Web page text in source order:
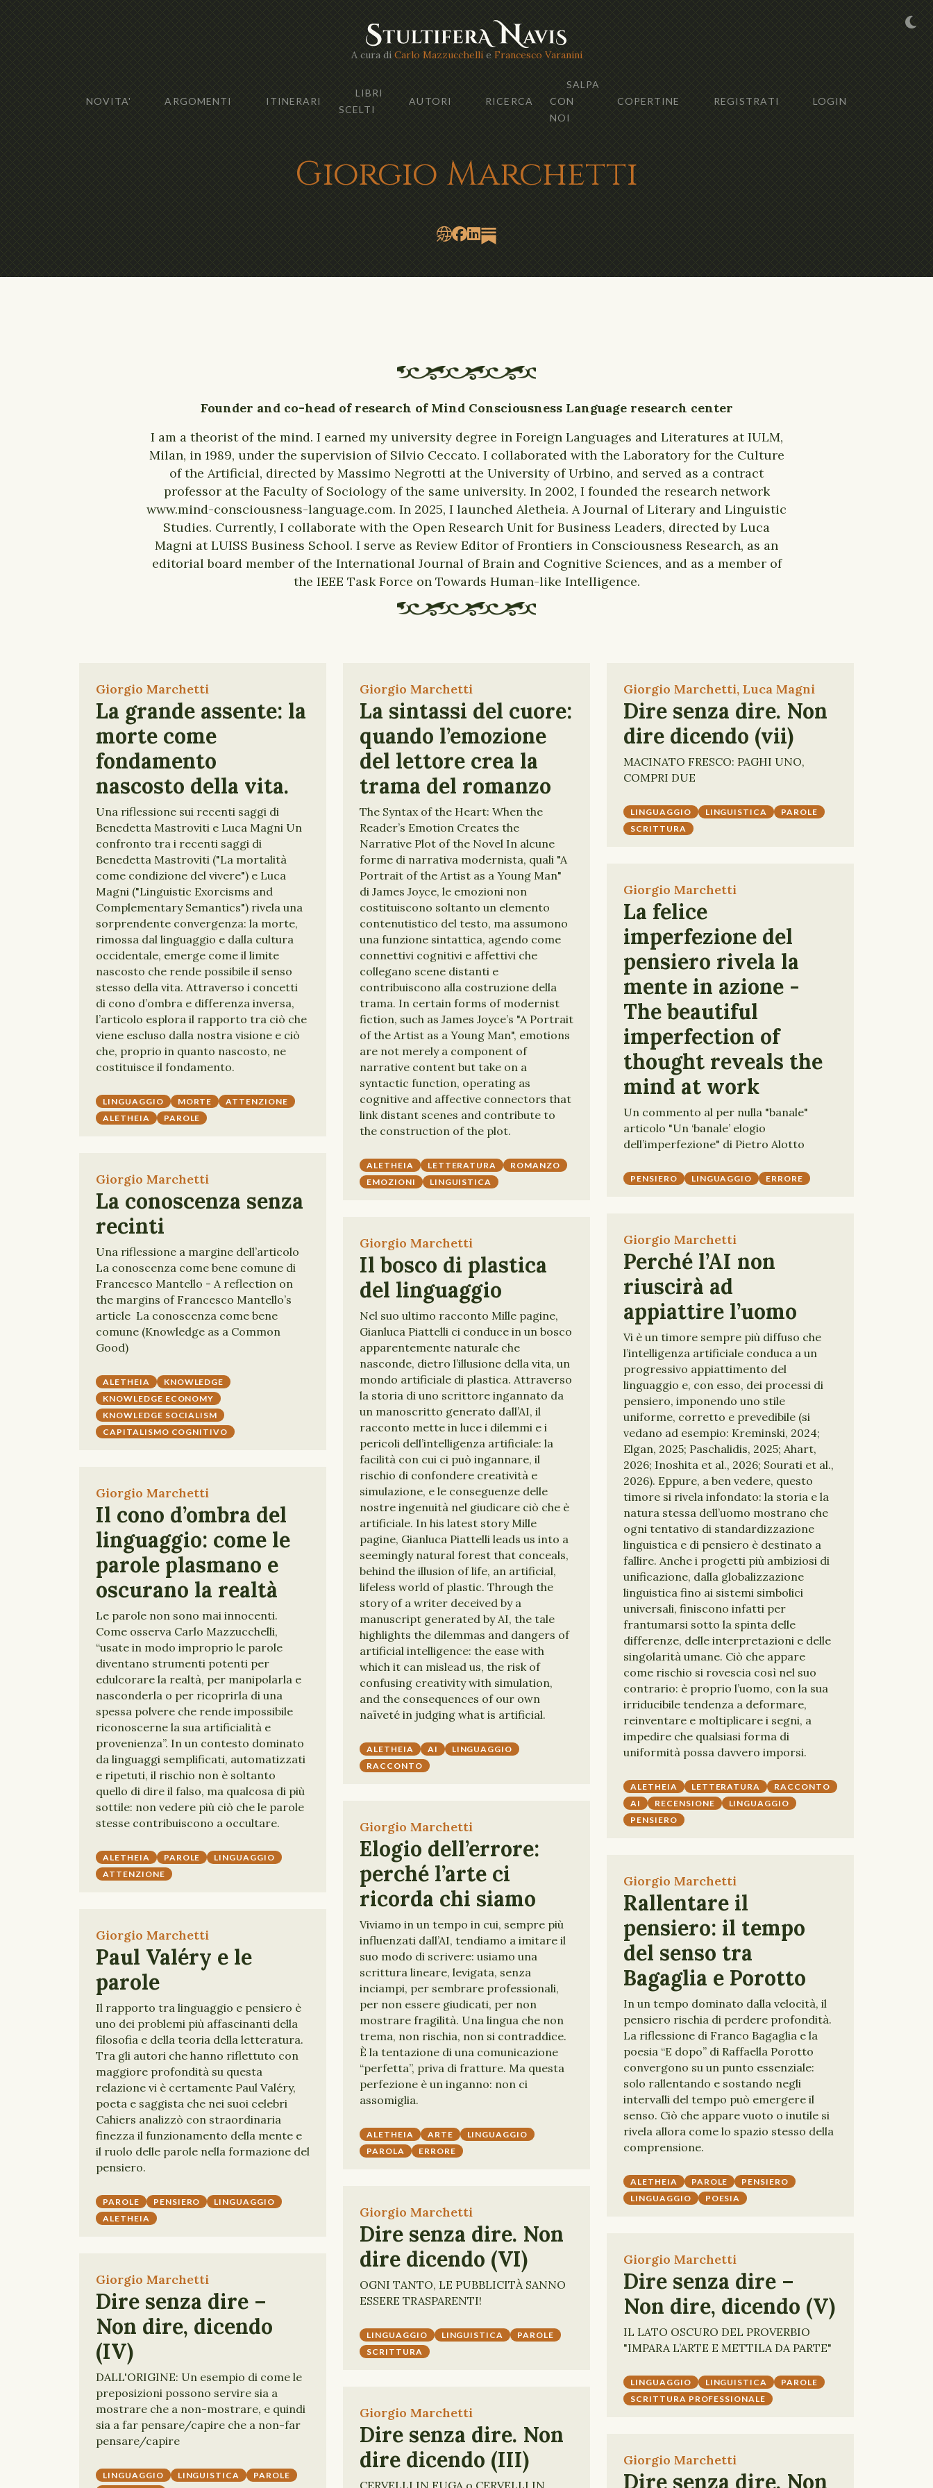
A cura di Carlo Mazzucchellie Francesco Varanini
NOVITA' ARGOMENTI ITINERARI
LIBRI
SCELTI
AUTORI RICERCA
SALPA
CON
NOI
COPERTINE REGISTRATI LOGIN
Giorgio Marchetti
Founder and co-head of research of Mind Consciousness Language research center
I am a theorist of the mind. I earned my university degree in Foreign Languages and Literatures at IULM,
Milan, in 1989, under the supervision of Silvio Ceccato. I collaborated with the Laboratory for the Culture
of the Artificial, directed by Massimo Negrotti at the University of Urbino, and served as a contract
professor at the Faculty of Sociology of the same university. In 2002, I founded the research network
www.mind-consciousness-language.com. In 2025, I launched Aletheia. A Journal of Literary and Linguistic
Studies. Currently, I collaborate with the Open Research Unit for Business Leaders, directed by Luca
Magni at LUISS Business School. I serve as Review Editor of Frontiers in Consciousness Research, as an
editorial board member of the International Journal of Brain and Cognitive Sciences, and as a member of
the IEEE Task Force on Towards Human-like Intelligence.
Giorgio Marchetti
La grande assente: la
morte come
fondamento
nascosto della vita.
Una riflessione sui recenti saggi di
Benedetta Mastroviti e Luca Magni Un
confronto tra i recenti saggi di
Benedetta Mastroviti ("La mortalità
come condizione del vivere") e Luca
Magni ("Linguistic Exorcisms and
Complementary Semantics") rivela una
sorprendente convergenza: la morte,
rimossa dal linguaggio e dalla cultura
occidentale, emerge come il limite
nascosto che rende possibile il senso
stesso della vita. Attraverso i concetti
di cono d’ombra e differenza inversa,
l’articolo esplora il rapporto tra ciò che
viene escluso dalla nostra visione e ciò
che, proprio in quanto nascosto, ne
costituisce il fondamento.
LINGUAGGIO MORTE
ATTENZIONE
ALETHEIA
PAROLE
Giorgio Marchetti
La sintassi del cuore:
quando l’emozione
del lettore crea la
trama del romanzo
The Syntax of the Heart: When the
Reader’s Emotion Creates the
Narrative Plot of the Novel In alcune
forme di narrativa modernista, quali "A
Portrait of the Artist as a Young Man"
di James Joyce, le emozioni non
costituiscono soltanto un elemento
contenutistico del testo, ma assumono
una funzione sintattica, agendo come
connettivi cognitivi e affettivi che
collegano scene distanti e
contribuiscono alla costruzione della
trama. In certain forms of modernist
fiction, such as James Joyce’s "A Portrait
of the Artist as a Young Man", emotions
are not merely a component of
narrative content but take on a
syntactic function, operating as
cognitive and affective connectors that
link distant scenes and contribute to
the construction of the plot.
ALETHEIA LETTERATURA
ROMANZO
EMOZIONI
LINGUISTICA
Giorgio Marchetti, Luca Magni
Dire senza dire. Non
dire dicendo (vii)
MACINATO FRESCO: PAGHI UNO,
COMPRI DUE
LINGUAGGIO LINGUISTICA
PAROLE
SCRITTURA
Giorgio Marchetti
La felice
imperfezione del
pensiero rivela la
mente in azione -
The beautiful
imperfection of
thought reveals the
mind at work
Un commento al per nulla "banale"
articolo "Un ‘banale’ elogio
dell’imperfezione" di Pietro Alotto
PENSIERO LINGUAGGIO ERRORE
Giorgio Marchetti
La conoscenza senza
recinti
Una riflessione a margine dell’articolo
La conoscenza come bene comune di
Francesco Mantello - A reflection on
the margins of Francesco Mantello’s
article La conoscenza come bene
comune (Knowledge as a Common
Good)
ALETHEIA
KNOWLEDGE
KNOWLEDGE ECONOMY
KNOWLEDGE SOCIALISM
CAPITALISMO COGNITIVO
Giorgio Marchetti
Perché l’AI non
riuscirà ad
appiattire l’uomo
Vi è un timore sempre più diffuso che
l’intelligenza artificiale conduca a un
progressivo appiattimento del
linguaggio e, con esso, dei processi di
pensiero, imponendo uno stile
uniforme, corretto e prevedibile (si
vedano ad esempio: Kreminski, 2024;
Elgan, 2025; Paschalidis, 2025; Ahart,
2026; Inoshita et al., 2026; Sourati et al.,
2026). Eppure, a ben vedere, questo
timore si rivela infondato: la storia e la
natura stessa dell’uomo mostrano che
ogni tentativo di standardizzazione
linguistica e di pensiero è destinato a
fallire. Anche i progetti più ambiziosi di
unificazione, dalla globalizzazione
linguistica fino ai sistemi simbolici
universali, finiscono infatti per
frantumarsi sotto la spinta delle
differenze, delle interpretazioni e delle
singolarità umane. Ciò che appare
come rischio si rovescia così nel suo
contrario: è proprio l’uomo, con la sua
irriducibile tendenza a deformare,
reinventare e moltiplicare i segni, a
impedire che qualsiasi forma di
uniformità possa davvero imporsi.
ALETHEIA LETTERATURA
RACCONTO
AI
RECENSIONE
LINGUAGGIO
PENSIERO
Giorgio Marchetti
Il bosco di plastica
del linguaggio
Nel suo ultimo racconto Mille pagine,
Gianluca Piattelli ci conduce in un bosco
apparentemente naturale che
nasconde, dietro l’illusione della vita, un
mondo artificiale di plastica. Attraverso
la storia di uno scrittore ingannato da
un manoscritto generato dall’AI, il
racconto mette in luce i dilemmi e i
pericoli dell’intelligenza artificiale: la
facilità con cui ci può ingannare, il
rischio di confondere creatività e
simulazione, e le conseguenze delle
nostre ingenuità nel giudicare ciò che è
artificiale. In his latest story Mille
pagine, Gianluca Piattelli leads us into a
seemingly natural forest that conceals,
behind the illusion of life, an artificial,
lifeless world of plastic. Through the
story of a writer deceived by a
manuscript generated by AI, the tale
highlights the dilemmas and dangers of
artificial intelligence: the ease with
which it can mislead us, the risk of
confusing creativity with simulation,
and the consequences of our own
naïveté in judging what is artificial.
ALETHEIA AI
LINGUAGGIO
RACCONTO
Giorgio Marchetti
Il cono d’ombra del
linguaggio: come le
parole plasmano e
oscurano la realtà
Le parole non sono mai innocenti.
Come osserva Carlo Mazzucchelli,
“usate in modo improprio le parole
diventano strumenti potenti per
edulcorare la realtà, per manipolarla e
nasconderla o per ricoprirla di una
spessa polvere che rende impossibile
riconoscerne la sua artificialità e
provenienza”. In un contesto dominato
da linguaggi semplificati, automatizzati
e ripetuti, il rischio non è soltanto
quello di dire il falso, ma qualcosa di più
sottile: non vedere più ciò che le parole
stesse contribuiscono a occultare.
ALETHEIA PAROLE
LINGUAGGIO
ATTENZIONE
Giorgio Marchetti
Elogio dell’errore:
perché l’arte ci
ricorda chi siamo
Viviamo in un tempo in cui, sempre più
influenzati dall’AI, tendiamo a imitare il
suo modo di scrivere: usiamo una
scrittura lineare, levigata, senza
inciampi, per sembrare professionali,
per non essere giudicati, per non
mostrare fragilità. Una lingua che non
trema, non rischia, non si contraddice.
È la tentazione di una comunicazione
“perfetta”, priva di fratture. Ma questa
perfezione è un inganno: non ci
assomiglia.
ALETHEIA ARTE
LINGUAGGIO
PAROLA
ERRORE
Giorgio Marchetti
Rallentare il
pensiero: il tempo
del senso tra
Bagaglia e Porotto
In un tempo dominato dalla velocità, il
pensiero rischia di perdere profondità.
La riflessione di Franco Bagaglia e la
poesia “E dopo” di Raffaella Porotto
convergono su un punto essenziale:
solo rallentando e sostando negli
intervalli del tempo può emergere il
senso. Ciò che appare vuoto o inutile si
rivela allora come lo spazio stesso della
comprensione.
ALETHEIA PAROLE
PENSIERO
LINGUAGGIO
POESIA
Giorgio Marchetti
Paul Valéry e le
parole
Il rapporto tra linguaggio e pensiero è
uno dei problemi più affascinanti della
filosofia e della teoria della letteratura.
Tra gli autori che hanno riflettuto con
maggiore profondità su questa
relazione vi è certamente Paul Valéry,
poeta e saggista che nei suoi celebri
Cahiers analizzò con straordinaria
finezza il funzionamento della mente e
il ruolo delle parole nella formazione del
pensiero.
PAROLE PENSIERO
LINGUAGGIO
ALETHEIA
Giorgio Marchetti
Dire senza dire. Non
dire dicendo (VI)
OGNI TANTO, LE PUBBLICITÀ SANNO
ESSERE TRASPARENTI!
LINGUAGGIO LINGUISTICA
PAROLE
SCRITTURA
Giorgio Marchetti
Dire senza dire –
Non dire, dicendo (V)
IL LATO OSCURO DEL PROVERBIO
"IMPARA L’ARTE E METTILA DA PARTE"
LINGUAGGIO LINGUISTICA
PAROLE
SCRITTURA PROFESSIONALE
Giorgio Marchetti
Dire senza dire –
Non dire, dicendo
(IV)
DALL'ORIGINE: Un esempio di come le
preposizioni possono servire sia a
mostrare che a non-mostrare, e quindi
sia a far pensare/capire che a non-far
pensare/capire
LINGUAGGIO LINGUISTICA
PAROLE
Giorgio Marchetti
Dire senza dire. Non
dire dicendo (III)
CERVELLI IN FUGA o CERVELLI IN
Giorgio Marchetti
Dire senza dire. Non